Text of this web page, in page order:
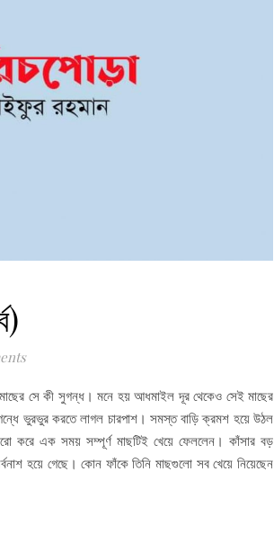
সে কী সুগন্ধ। মনে হয় আধমাইল দূর থেকেও সেই মাছের
ভুরভুর করতে লাগল চারপাশ। সমস্ত বাড়ি ক্রমশ হয়ে উঠল
করে এক সময় সম্পূর্ণ মাছটিই খেয়ে ফেললেন। কাঁসার বড়
হয়ে গেছে। কোন ফাঁকে তিনি মাছগুলো সব খেয়ে নিয়েছেন